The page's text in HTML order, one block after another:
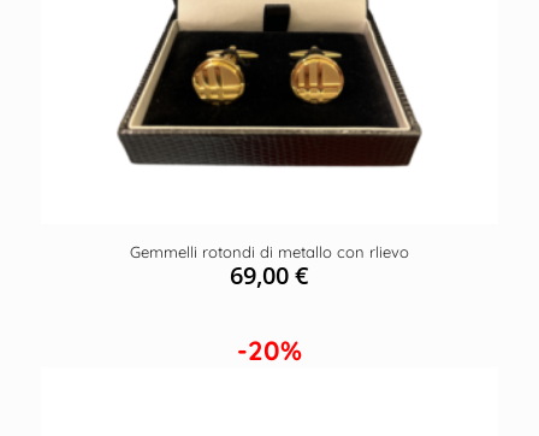
Gemmelli rotondi di metallo con rlievo
69,00€
-20%